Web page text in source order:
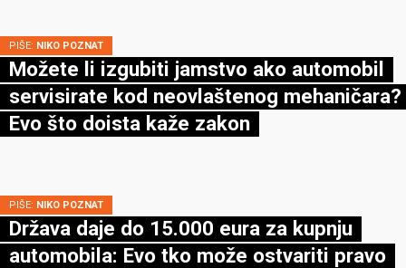
PIŠE: NIKO POZNAT
Možete li izgubiti jamstvo ako automobil
servisirate kod neovlaštenog mehaničara?
Evo što doista kaže zakon
PIŠE: NIKO POZNAT
Država daje do 15.000 eura za kupnju
automobila: Evo tko može ostvariti pravo